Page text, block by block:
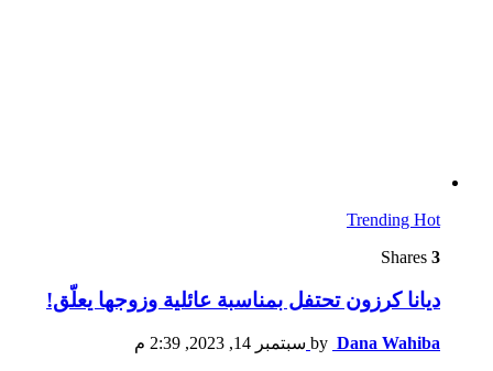
Trending Hot
3
ديانا كرزون تحتفل بمناسبة عائلية وزوجها يعلّق!
by Dana Wahiba سبتمبر 14, 2023, 2:39 م